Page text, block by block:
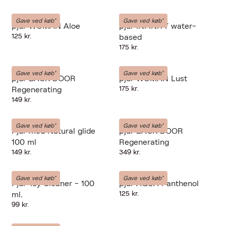
Gave ved køb*
PJUR
pjur WOMAN Aloe
125 kr.
Gave ved køb*
PJUR
pjur INFINITY water-
based
175 kr.
Gave ved køb*
PJUR
pjur BACK DOOR
Regenerating
149 kr.
Gave ved køb*
PJUR
pjur WOMAN Lust
175 kr.
Gave ved køb*
PJUR
Pjur med Natural glide
100 ml
149 kr.
Gave ved køb*
PJUR
pjur BACK DOOR
Regenerating
349 kr.
Gave ved køb*
PJUR
Pjur Toy Cleaner - 100
ml.
99 kr.
Gave ved køb*
PJUR
pjur AQUA Panthenol
125 kr.